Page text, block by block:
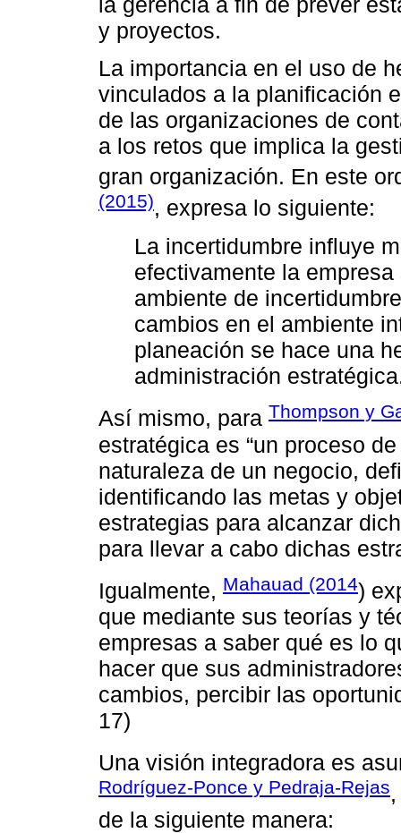
y proyectos.
La importancia en el uso de
vinculados a la planificación
de las organizaciones de
a los retos que implica la
gran organización. En este
(2015), expresa lo siguiente:
La incertidumbre influye
efectivamente la
ambiente de
cambios en el ambiente
planeación se hace una
administración
Así mismo, para Thompson y
estratégica es “un proceso
naturaleza de un negocio,
identificando las metas y
estrategias para alcanzar
para llevar a cabo dichas
Igualmente, Mahauad (2014)
que mediante sus teorías y
empresas a saber qué es lo
hacer que sus
cambios, percibir las
17)
Una visión integradora es
Rodríguez-Ponce y Pedraja-Rejas
de la siguiente manera: